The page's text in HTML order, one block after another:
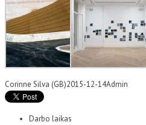
Corinne Silva (GB)2015-12-14Admin
Darbo laikas